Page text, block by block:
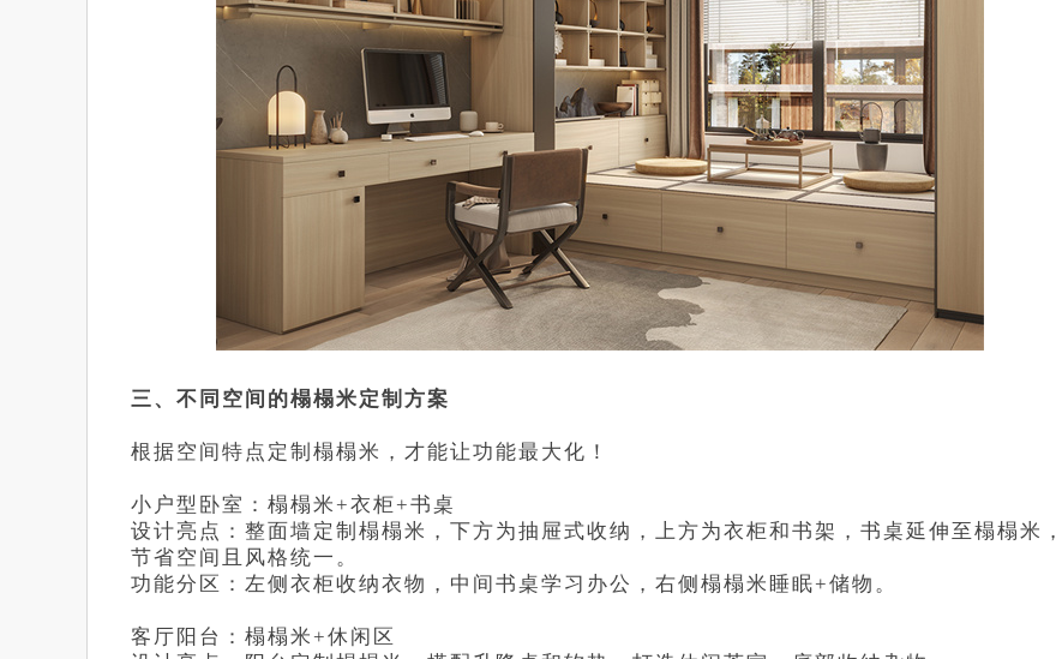
三、不同空间的榻榻米定制方案
根据空间特点定制榻榻米，才能让功能最大化！
小户型卧室：榻榻米+衣柜+书桌
设计亮点：整面墙定制榻榻米，下方为抽屉式收纳，上方为衣柜和书架，书桌延伸至榻榻米，
节省空间且风格统一。
功能分区：左侧衣柜收纳衣物，中间书桌学习办公，右侧榻榻米睡眠+储物。
客厅阳台：榻榻米+休闲区